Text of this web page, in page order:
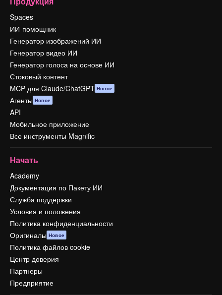
Spaces
ИИ-помощник
Генератор изображений ИИ
Генератор видео ИИ
Генератор голоса на основе ИИ
Стоковый контент
MCP для Claude/ChatGPT Новое
Агенты Новое
API
Мобильное приложение
Все инструменты Magnific
Начать
Academy
Документация по Пакету ИИ
Служба поддержки
Условия и положения
Политика конфиденциальности
Оригиналы Новое
Политика файлов cookie
Центр доверия
Партнеры
Предприятие